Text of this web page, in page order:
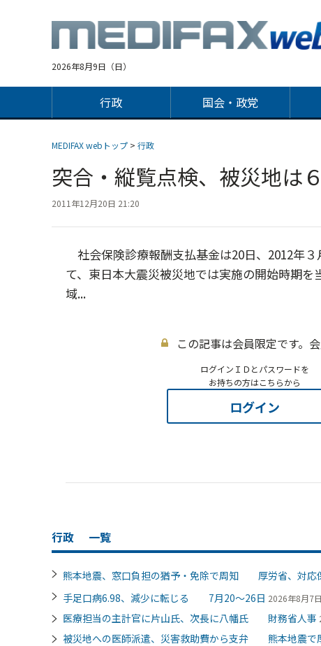
2026年8月9日（日）
行政 国会・政党
MEDIFAX webトップ > 行政
突合・縦覧点検、被災地
2011年12月20日 21:20
社会保険診療報酬支払基金は20日、2012年
て、東日本大震災被災地では実施の開始時期
域...
この記事は会員限定です。
ログインＩＤとパスワードを
お持ちの方はこちらから
ログイン
行政 一覧
熊本地震、窓口負担の猶予・免除で周知 厚労省、対応
手足口病6.98、減少に転じる 7月20～26日 2026年8月7
医療担当の主計官に片山氏、次長に八幡氏 財務省人事
被災地への医師派遣、災害救助費から支弁 熊本地震で